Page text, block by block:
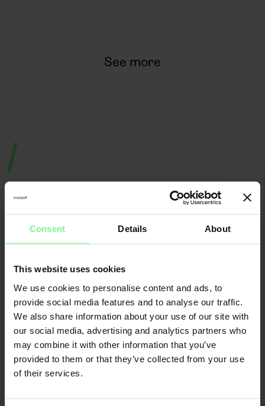
Consent Details About
This website uses cookies
We use cookies to personalise content and ads, to
provide social media features and to analyse our traffic.
We also share information about your use of our site with
our social media, advertising and analytics partners who
may combine it with other information that you’ve
provided to them or that they’ve collected from your use
of their services.
See more
Nicole
Büttner
Founder & CEO
Merantix
Momentum, Digital
Leader World
Economic Forum
L'Orange
Partner Deloitte
& Data | ex gen
founder, VC
CFO